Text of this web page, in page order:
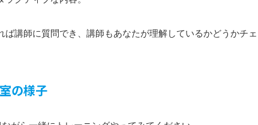
ば講師に質問でき、講師もあなたが理解しているかどうかチェ
の様子